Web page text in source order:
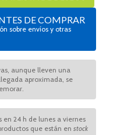
DE COMPRAR
sobre envíos y otras
aunque lleven una
aproximada, se
en 24 h de lunes a viernes
que están en stock